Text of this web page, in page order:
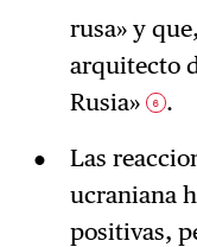
rusa» y
arquitecto
Rusia»
6 .
Las
ucraniana
positivas,